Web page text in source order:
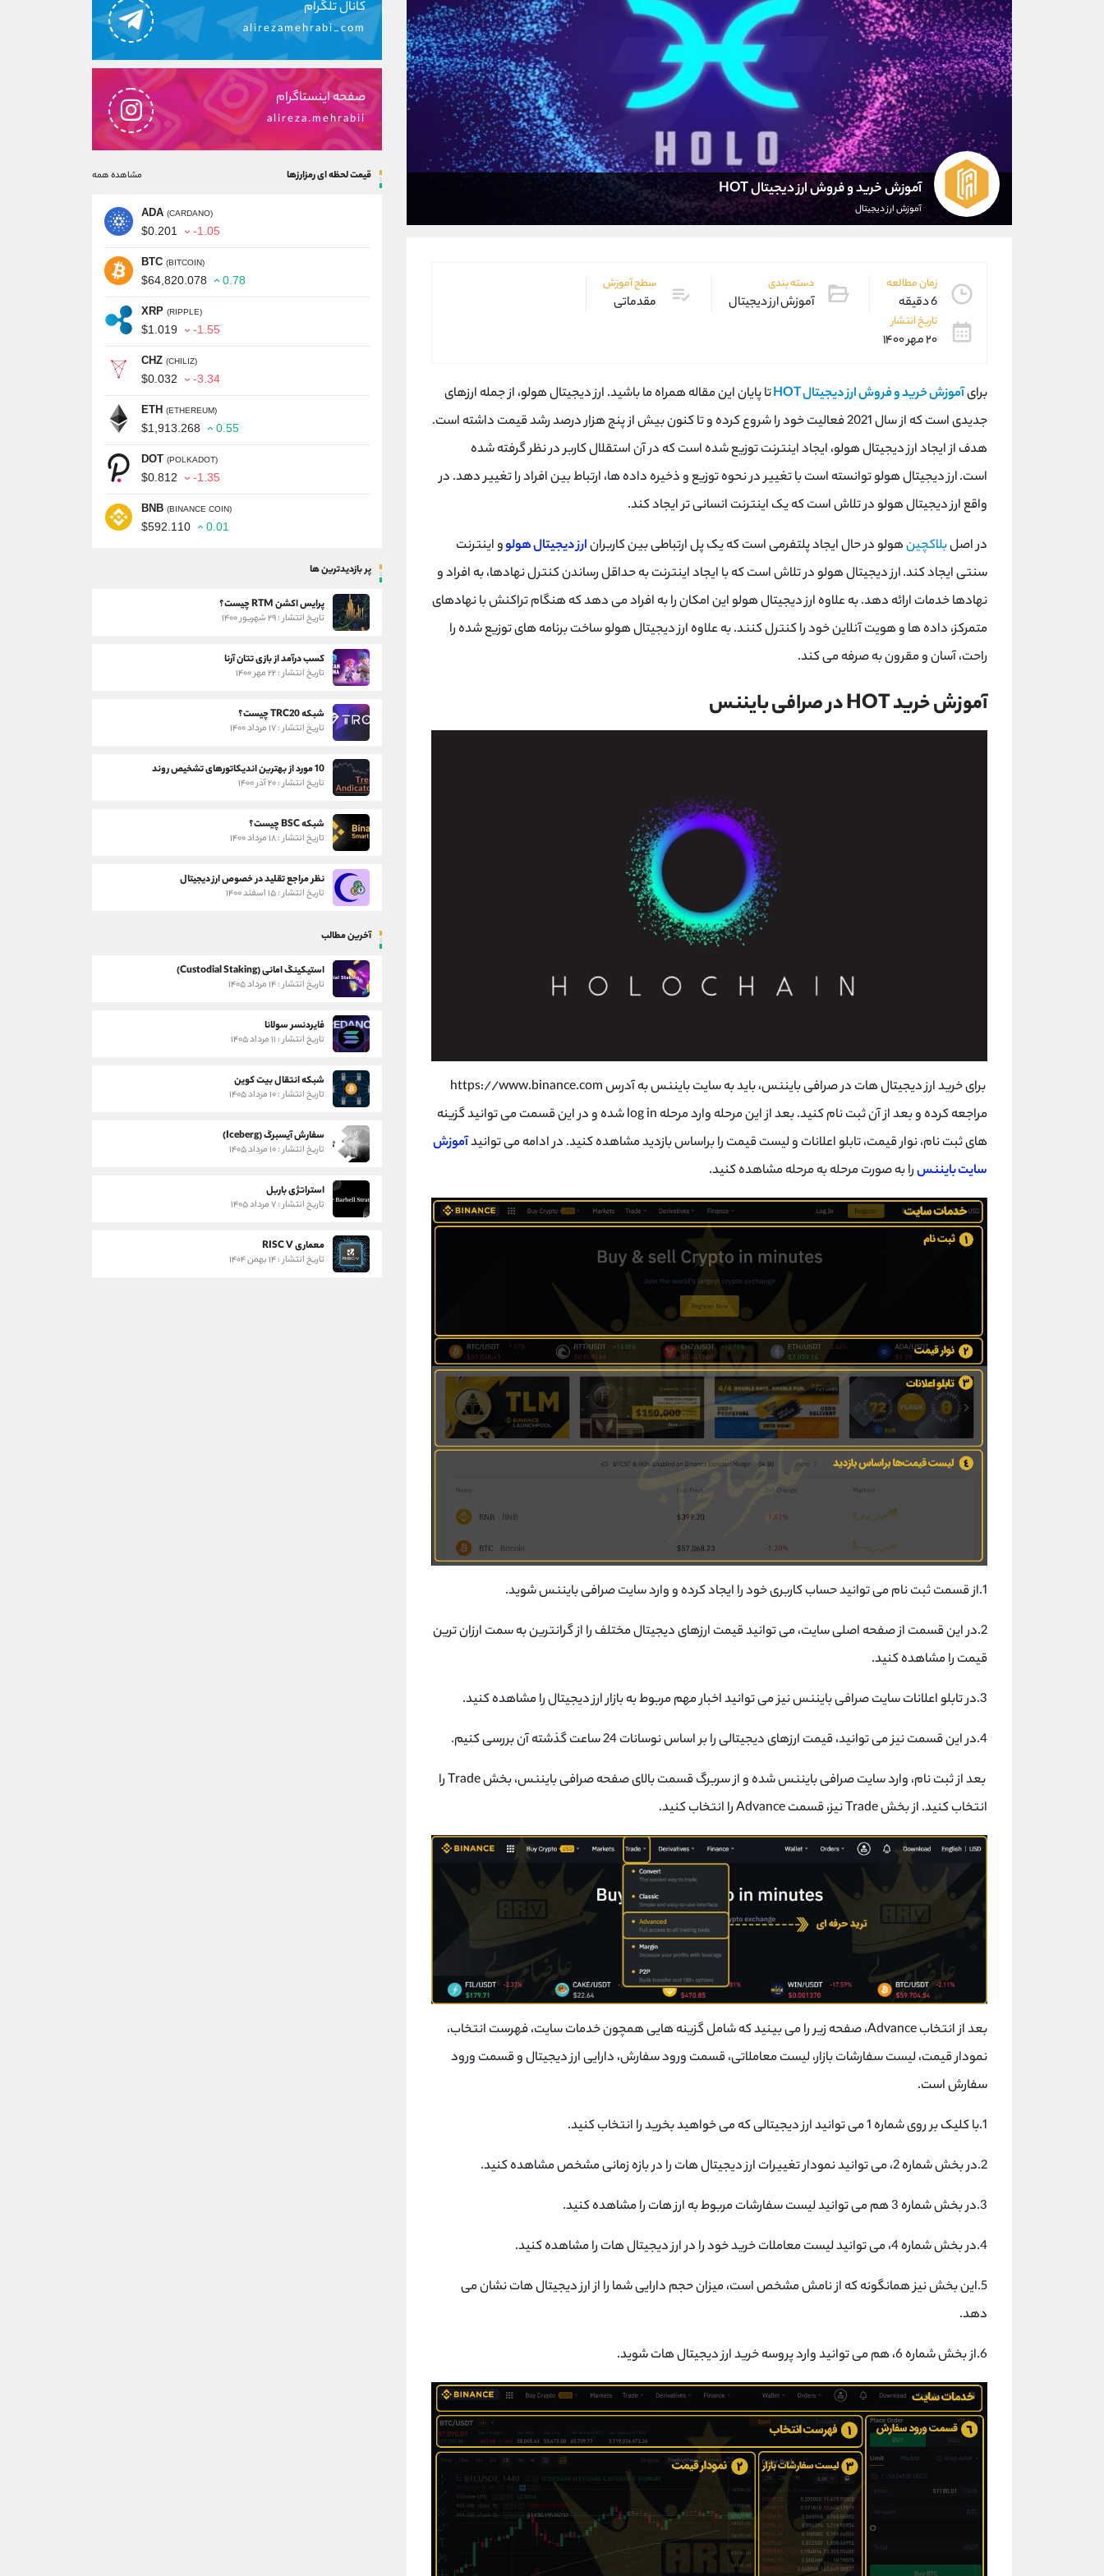
آموزش خرید و فروش ارز دیجیتال HOT
آموزش ارز دیجیتال
زمان مطالعه
6 دقیقه
دسته بندی
آموزش ارز دیجیتال
سطح آموزش
مقدماتی
تاریخ انتشار
۲۰ مهر ۱۴۰۰
برایآموزش خرید و فروش ارز دیجیتال HOT
تا پایان این مقاله همراه ما باشید. ارز دیجیتال هولو، از جمله ارزهای
جدیدی است که از سال 2021 فعالیت خود را شروع کرده و تا کنون بیش از پنج هزار درصد رشد قیمت داشته است.
هدف از ایجاد ارز دیجیتال هولو، ایجاد اینترنت توزیع شده است که در آن استقلال کاربر در نظر گرفته شده
است. ارز دیجیتال هولو توانسته است با تغییر در نحوه توزیع و ذخیره داده ها، ارتباط بین افراد را تغییر دهد. در
واقع ارز دیجیتال هولو در تلاش است که یک اینترنت انسانی تر ایجاد کند.
در اصلبلاکچینهولو در حال ایجاد پلتفرمی است که یک پل ارتباطی بین کاربرانارز دیجیتال هولوو اینترنت
سنتی ایجاد کند. ارز دیجیتال هولو در تلاش است که با ایجاد اینترنت به حداقل رساندن کنترل نهادها، به افراد و
نهادها خدمات ارائه دهد. به علاوه ارز دیجیتال هولو این امکان را به افراد می دهد که هنگام تراکنش با نهادهای
متمرکز، داده ها و هویت آنلاین خود را کنترل کنند. به علاوه ارز دیجیتال هولو ساخت برنامه های توزیع شده را
راحت، آسان و مقرون به صرفه می کند.
آموزش خرید HOT در صرافی بایننس
برای خرید ارز دیجیتال هات در صرافی بایننس، باید به سایت بایننس به آدرس https://www.binance.com
مراجعه کرده و بعد از آن ثبت نام کنید. بعد از این مرحله وارد مرحله log in شده و در این قسمت می توانید گزینه
های ثبت نام، نوار قیمت، تابلو اعلانات و لیست قیمت را براساس بازدید مشاهده کنید. در ادامه می توانیدآموزش
سایت بایننسرا به صورت مرحله به مرحله مشاهده کنید.
1.از قسمت ثبت نام می توانید حساب کاربری خود را ایجاد کرده و وارد سایت صرافی بایننس شوید.
2.در این قسمت از صفحه اصلی سایت، می توانید قیمت ارزهای دیجیتال مختلف را از گرانترین به سمت ارزان ترین
قیمت را مشاهده کنید.
3.در تابلو اعلانات سایت صرافی بایننس نیز می توانید اخبار مهم مربوط به بازار ارز دیجیتال را مشاهده کنید.
4.در این قسمت نیز می توانید، قیمت ارزهای دیجیتالی را بر اساس نوسانات 24 ساعت گذشته آن بررسی کنیم.
بعد از ثبت نام، وارد سایت صرافی بایننس شده و از سربرگ قسمت بالای صفحه صرافی بایننس، بخش Trade را
انتخاب کنید. از بخش Trade نیز، قسمت Advance را انتخاب کنید.
بعد از انتخاب Advance، صفحه زیر را می بینید که شامل گزینه هایی همچون خدمات سایت، فهرست انتخاب،
نمودار قیمت، لیست سفارشات بازار، لیست معاملاتی، قسمت ورود سفارش، دارایی ارز دیجیتال و قسمت ورود
سفارش است.
1.با کلیک بر روی شماره 1 می توانید ارز دیجیتالی که می خواهید بخرید را انتخاب کنید.
2.در بخش شماره 2، می توانید نمودار تغییرات ارز دیجیتال هات را در بازه زمانی مشخص مشاهده کنید.
3.در بخش شماره 3 هم می توانید لیست سفارشات مربوط به ارز هات را مشاهده کنید.
4.در بخش شماره 4، می توانید لیست معاملات خرید خود را در ارز دیجیتال هات را مشاهده کنید.
5.این بخش نیز همانگونه که از نامش مشخص است، میزان حجم دارایی شما را از ارز دیجیتال هات نشان می
دهد.
6.از بخش شماره 6، هم می توانید وارد پروسه خرید ارز دیجیتال هات شوید.
کانال تلگرام
alirezamehrabi_com
صفحه اینستاگرام
alireza.mehrabii
قیمت لحظه ای رمزارزها مشاهده همه
ADA (CARDANO)
$0.201 -1.05
BTC (BITCOIN)
$64,820.078 0.78
XRP (RIPPLE)
$1.019 -1.55
CHZ (CHILIZ)
$0.032 -3.34
ETH (ETHEREUM)
$1,913.268 0.55
DOT (POLKADOT)
$0.812 -1.35
BNB (BINANCE COIN)
$592.110 0.01
پر بازدیدترین ها
پرایس اکشن RTM چیست؟
تاریخ انتشار : ۲۹ شهریور ۱۴۰۰
کسب درآمد از بازی تتان آرنا
تاریخ انتشار : ۲۲ مهر ۱۴۰۰
شبکه TRC20 چیست؟
تاریخ انتشار : ۱۷ مرداد ۱۴۰۰
10 مورد از بهترین اندیکاتورهای تشخیص روند
تاریخ انتشار : ۲۰ آذر ۱۴۰۰
شبکه BSC چیست؟
تاریخ انتشار : ۱۸ مرداد ۱۴۰۰
نظر مراجع تقلید در خصوص ارز دیجیتال
تاریخ انتشار : ۱۵ اسفند ۱۴۰۰
آخرین مطالب
استیکینگ امانی (Custodial Staking)
تاریخ انتشار : ۱۴ مرداد ۱۴۰۵
فایردنسر سولانا
تاریخ انتشار : ۱۱ مرداد ۱۴۰۵
شبکه انتقال بیت کوین
تاریخ انتشار : ۱۰ مرداد ۱۴۰۵
سفارش آیسبرگ (Iceberg)
تاریخ انتشار : ۱۰ مرداد ۱۴۰۵
استراتژی باربل
تاریخ انتشار : ۷ مرداد ۱۴۰۵
معماری RISC V
تاریخ انتشار : ۱۴ بهمن ۱۴۰۴